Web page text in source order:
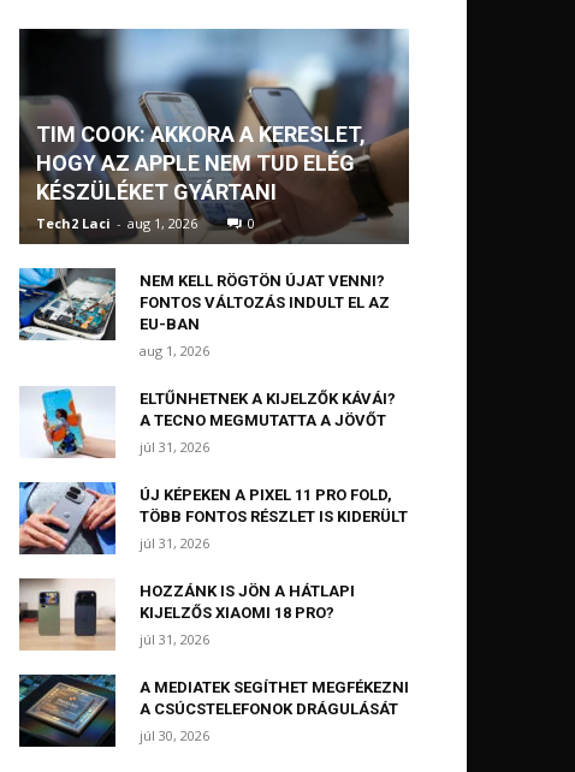
TIM COOK: AKKORA A KERESLET,
HOGY AZ APPLE NEM TUD ELÉG
KÉSZÜLÉKET GYÁRTANI
Tech2 Laci - aug 1, 2026 0
NEM KELL RÖGTÖN ÚJAT VENNI?
FONTOS VÁLTOZÁS INDULT EL AZ
EU-BAN
aug 1, 2026
ELTŰNHETNEK A KIJELZŐK KÁVÁI?
A TECNO MEGMUTATTA A JÖVŐT
júl 31, 2026
ÚJ KÉPEKEN A PIXEL 11 PRO FOLD,
TÖBB FONTOS RÉSZLET IS KIDERÜLT
júl 31, 2026
HOZZÁNK IS JÖN A HÁTLAPI
KIJELZŐS XIAOMI 18 PRO?
júl 31, 2026
A MEDIATEK SEGÍTHET MEGFÉKEZNI
A CSÚCSTELEFONOK DRÁGULÁSÁT
júl 30, 2026